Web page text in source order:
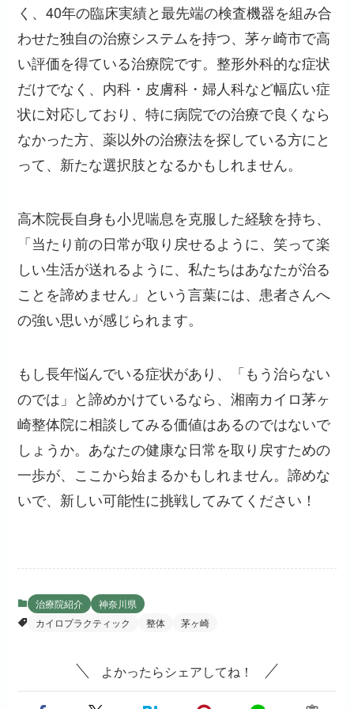
く、40年の臨床実績と最先端の検査機器を組み合
わせた独自の治療システムを持つ、茅ヶ崎市で高
い評価を得ている治療院です。整形外科的な症状
だけでなく、内科・皮膚科・婦人科など幅広い症
状に対応しており、特に病院での治療で良くなら
なかった方、薬以外の治療法を探している方にと
って、新たな選択肢となるかもしれません。
高木院長自身も小児喘息を克服した経験を持ち、
「当たり前の日常が取り戻せるように、笑って楽
しい生活が送れるように、私たちはあなたが治る
ことを諦めません」という言葉には、患者さんへ
の強い思いが感じられます。
もし長年悩んでいる症状があり、「もう治らない
のでは」と諦めかけているなら、湘南カイロ茅ヶ
崎整体院に相談してみる価値はあるのではないで
しょうか。あなたの健康な日常を取り戻すための
一歩が、ここから始まるかもしれません。諦めな
いで、新しい可能性に挑戦してみてください！
治療院紹介
神奈川県
カイロプラクティック
整体 茅ヶ崎
よかったらシェアしてね！